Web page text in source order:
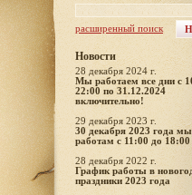
расширенный поиск
Новости
28 декабря 2024 г.
Мы работаем все дни с
22:00 по 31.12.2024
включительно!
29 декабря 2023 г.
30 декабря 2023 года мы
работам с 11:00 до 18:00
28 декабря 2022 г.
График работы в
праздники 2023 года